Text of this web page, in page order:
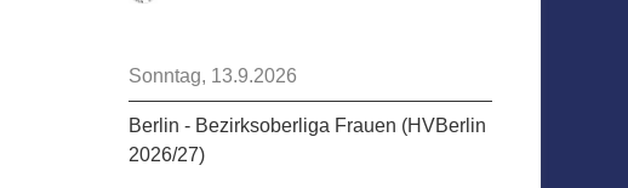
Sonntag, 13.9.2026
Berlin - Bezirksoberliga Frauen (HVBerlin
2026/27)